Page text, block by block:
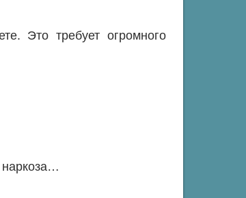
Это требует огромного
наркоза…